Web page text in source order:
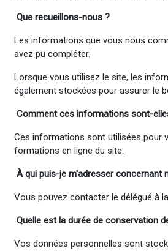
Que recueillons-nous ?
Les informations que vous nous
avez pu compléter.
Lorsque vous utilisez le site, les
également stockées pour assurer le
Comment ces informations sont-
Ces informations sont utilisées pour
formations en ligne du site.
À qui puis-je m'adresser concernant
Vous pouvez contacter le délégué à
Quelle est la durée de conservation
Vos données personnelles sont